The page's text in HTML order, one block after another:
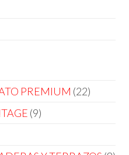
PREMIUM 2222
99